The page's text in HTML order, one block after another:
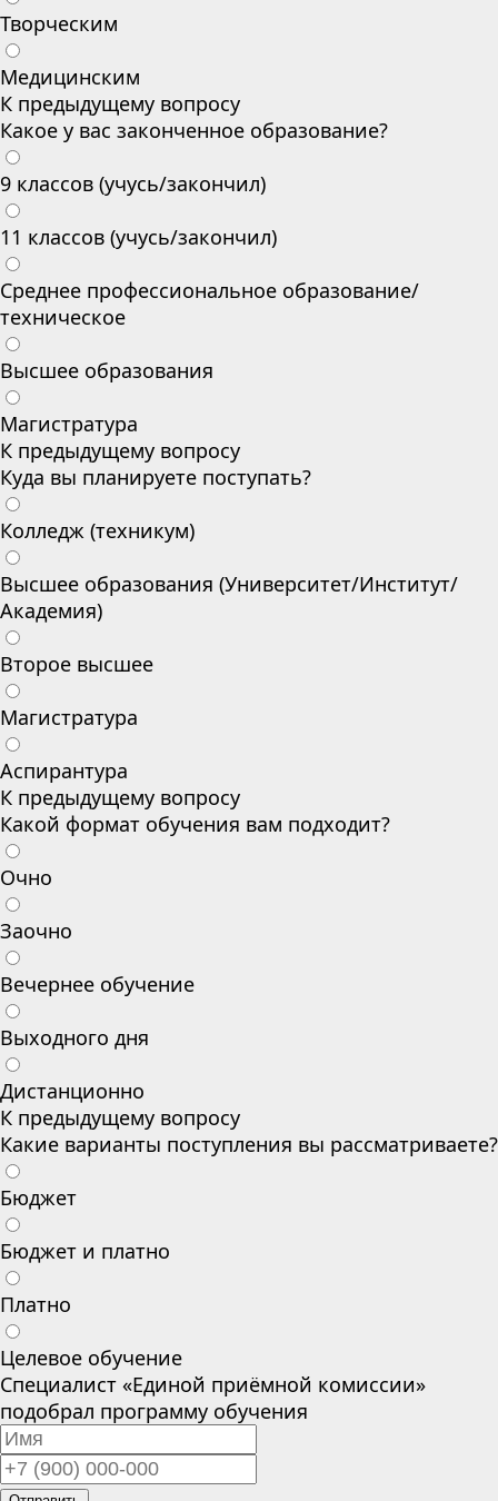
Творческим
Медицинским
К предыдущему вопросу
Какое у вас законченное образование?
9 классов (учусь/закончил)
11 классов (учусь/закончил)
Среднее профессиональное образование/
техническое
Высшее образования
Магистратура
К предыдущему вопросу
Куда вы планируете поступать?
Колледж (техникум)
Высшее образования (Университет/Институт/
Академия)
Второе высшее
Магистратура
Аспирантура
К предыдущему вопросу
Какой формат обучения вам подходит?
Очно
Заочно
Вечернее обучение
Выходного дня
Дистанционно
К предыдущему вопросу
Какие варианты поступления вы рассматриваете?
Бюджет
Бюджет и платно
Платно
Целевое обучение
Специалист «Единой приёмной комиссии»
подобрал программу обучения